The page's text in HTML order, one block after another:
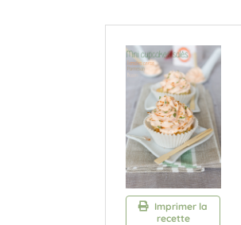
Imprimer la
recette